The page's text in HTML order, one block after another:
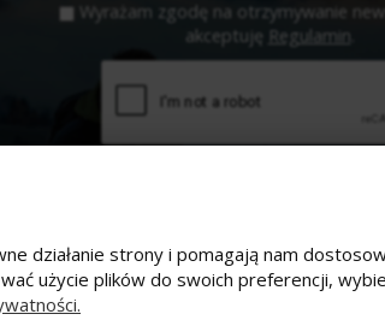
Wyrażam zgodę na otrzymywanie
akceptuję Regulamin
konto
działanie strony i pomagają nam
użycie plików do swoich preferencji,